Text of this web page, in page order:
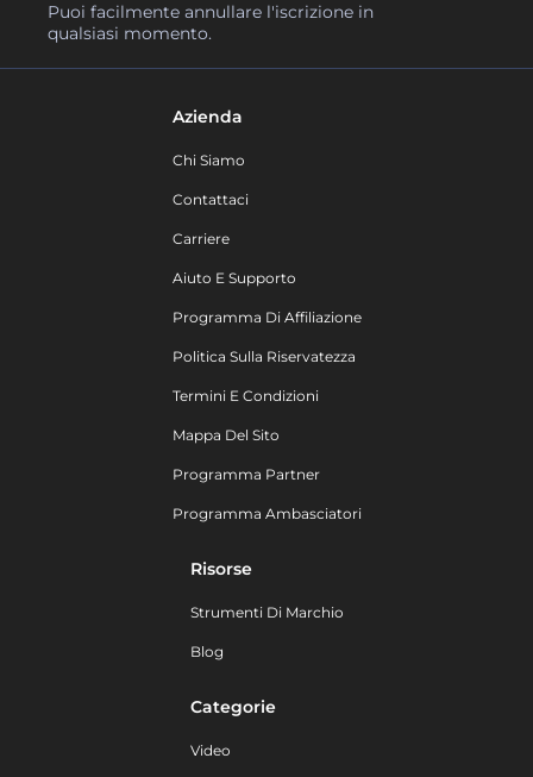
Puoi facilmente annullare l'iscrizione in
qualsiasi momento.
Azienda
Chi Siamo
Contattaci
Carriere
Aiuto E Supporto
Programma Di Affiliazione
Politica Sulla Riservatezza
Termini E Condizioni
Mappa Del Sito
Programma Partner
Programma Ambasciatori
Risorse
Strumenti Di Marchio
Blog
Categorie
Video